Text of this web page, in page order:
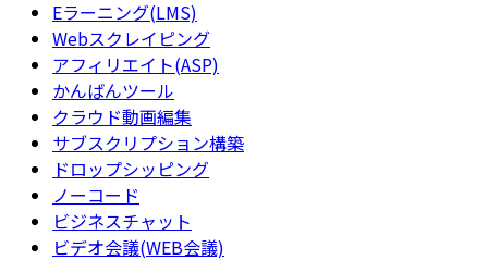
Eラーニング(LMS)
Webスクレイピング
アフィリエイト(ASP)
かんばんツール
クラウド動画編集
サブスクリプション構築
ドロップシッピング
ノーコード
ビジネスチャット
ビデオ会議(WEB会議)